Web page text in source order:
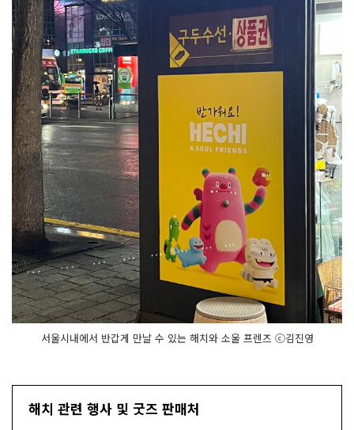
서울시내에서 반갑게 만날 수 있는 해치와 소울 프렌즈 ⓒ김진영
해치 관련 행사 및 굿즈 판매처